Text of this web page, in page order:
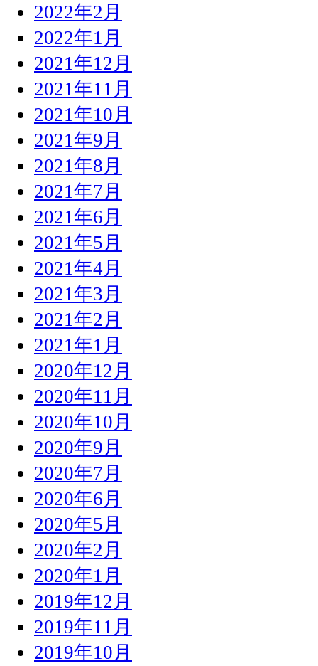
2022年2月
2022年1月
2021年12月
2021年11月
2021年10月
2021年9月
2021年8月
2021年7月
2021年6月
2021年5月
2021年4月
2021年3月
2021年2月
2021年1月
2020年12月
2020年11月
2020年10月
2020年9月
2020年7月
2020年6月
2020年5月
2020年2月
2020年1月
2019年12月
2019年11月
2019年10月